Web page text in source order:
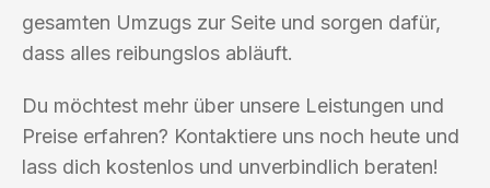
gesamten Umzugs zur Seite und sorgen dafür,
dass alles reibungslos abläuft.
Du möchtest mehr über unsere Leistungen und
Preise erfahren? Kontaktiere uns noch heute und
lass dich kostenlos und unverbindlich beraten!